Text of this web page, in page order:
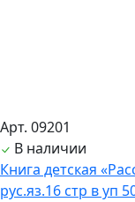
Арт. 09201
В наличии
Книга детская
рус.яз.16 стр в уп